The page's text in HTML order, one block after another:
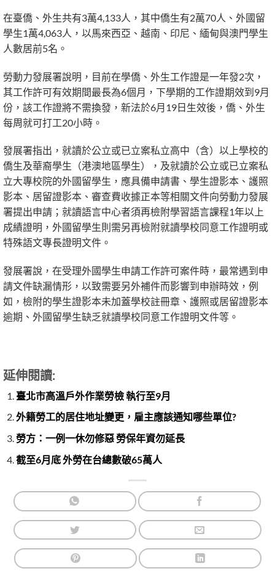
在臺僑、外生共有3萬4,133人，其中僑生有2萬70人、外國留
學生1萬4,063人，以馬來西亞、越南、印尼、緬甸與澳門學生
人數居前5名。
勞動力發展署說明，目前在學僑、外生工作證是一年發2次，
其工作許可有效期間最長為6個月，下學期的工作證期效到9月
份，該工作證將不需換發，新法於6月19日生效後，僑、外生
每周就可打工20小時。
發展署指出，就讀於公立或已立案私立高中（含）以上學校的
僑生及華裔學生（港澳地區學生），及就讀於公立或已立案私
立大專校院的外國留學生，應具備申請書、學生證影本、護照
影本、居留證影本、審查費收據正本等相關文件向勞動力發展
署提出申請；就讀語言中心者須再檢附學習語言課程1年以上
成績證明，外國留學生則需另再檢附就讀學校同意工作證明或
特殊語文專長證明文件。
發展署說，在受理外國學生申請工作許可案件時，最常遇到申
請文件缺漏情形，以致需要另外補件而影響到申辦時效，例
如，檢附的學生證影本未加蓋學校註冊章、護照或居留證影本
逾期、外國留學生缺乏就讀學校同意工作證明文件等。
延伸閱讀:
臺北市高溫戶外作業勞檢 執行至9月
外籍勞工的居住地址變更，雇主應該通知哪些單位?
勞方：一例一休勿修惡 勞保年資勿延長
截至6月底 外勞在台總數破65萬人